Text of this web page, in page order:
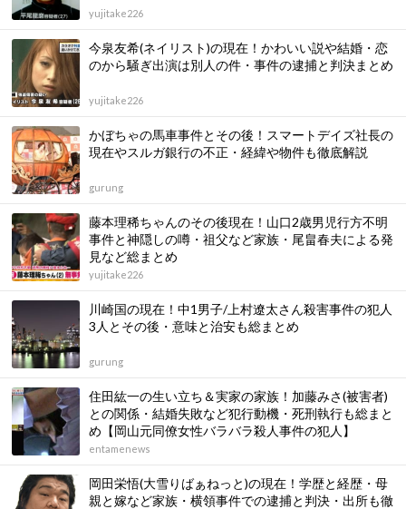
yujitake226
今泉友希(ネイリスト)の現在！かわいい説や結婚・恋
のから騒ぎ出演は別人の件・事件の逮捕と判決まとめ
yujitake226
かぼちゃの馬車事件とその後！スマートデイズ社長の
現在やスルガ銀行の不正・経緯や物件も徹底解説
gurung
藤本理稀ちゃんのその後現在！山口2歳男児行方不明
事件と神隠しの噂・祖父など家族・尾畠春夫による発
見など総まとめ
yujitake226
川崎国の現在！中1男子/上村遼太さん殺害事件の犯人
3人とその後・意味と治安も総まとめ
gurung
住田紘一の生い立ち＆実家の家族！加藤みさ(被害者)
との関係・結婚失敗など犯行動機・死刑執行も総まと
め【岡山元同僚女性バラバラ殺人事件の犯人】
entamenews
岡田栄悟(大雪りばぁねっと)の現在！学歴と経歴・母
親と嫁など家族・横領事件での逮捕と判決・出所も徹